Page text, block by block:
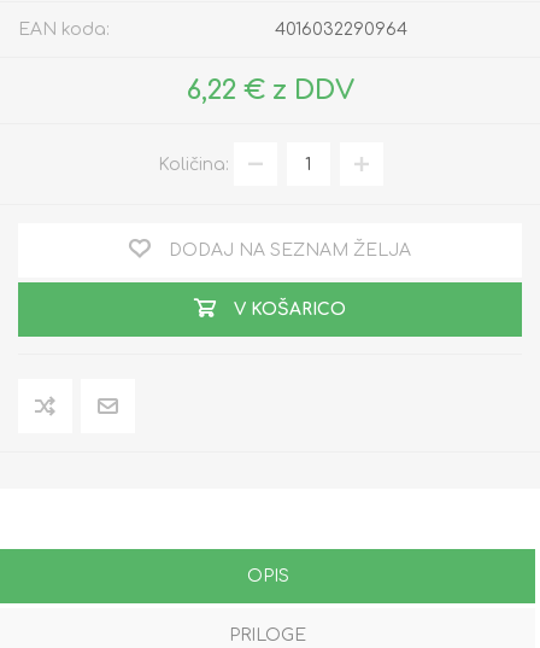
EAN koda: 4016032290964
6,22 € z DDV
Količina:
DODAJ NA SEZNAM ŽELJA
V KOŠARICO
OPIS
PRILOGE